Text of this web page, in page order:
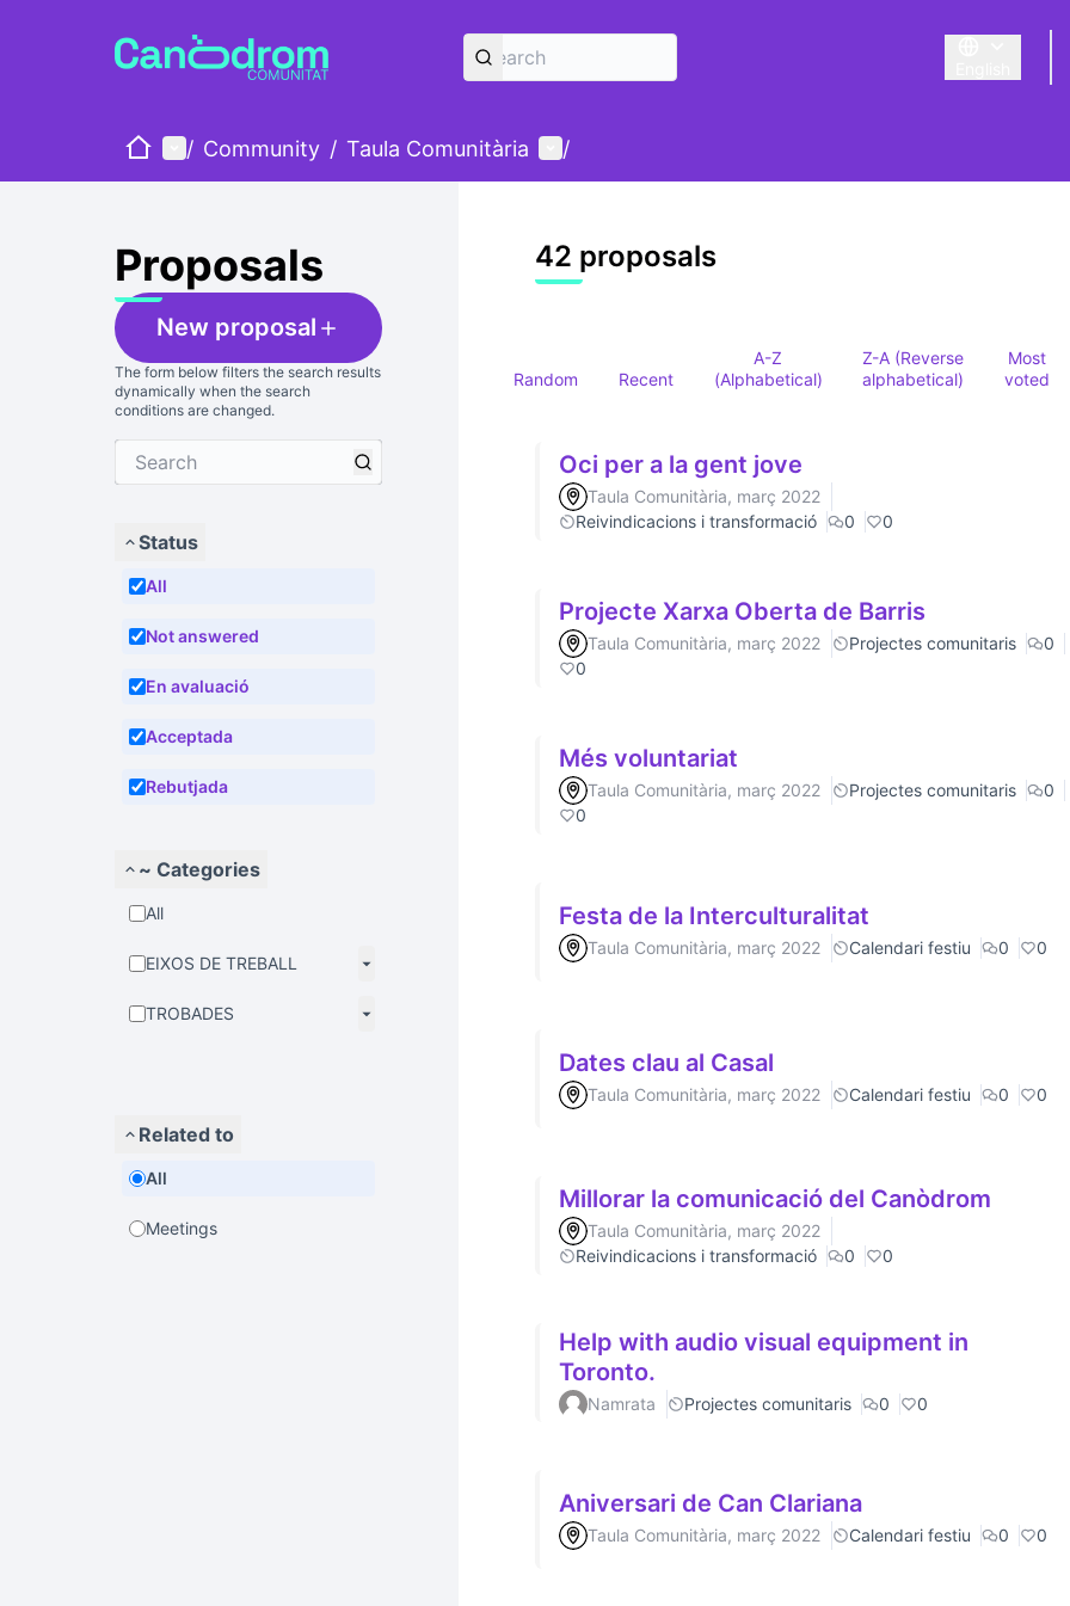
Triar la llengua
HomeMain menu
/ Community / Taula Comunitària User menu
/
Proposals
New proposal
The form below filters the search results
dynamically when the search
conditions are changed.
Status
All
Not answered
En avaluació
Acceptada
Rebutjada
~ Categories
All
EIXOS DE TREBALL
TROBADES
Related to
All
Meetings
42 proposals
Random Recent
A-Z
(Alphabetical)
Z-A (Reverse
alphabetical)
Most
voted
Oci per a la gent jove
Taula Comunitària, març 2022
Reivindicacions i transformació
0 0
Projecte Xarxa Oberta de Barris
Taula Comunitària, març 2022 Projectes comunitaris
0
0
Més voluntariat
Taula Comunitària, març 2022 Projectes comunitaris
0
0
Festa de la Interculturalitat
Taula Comunitària, març 2022 Calendari festiu 0 0
Dates clau al Casal
Taula Comunitària, març 2022 Calendari festiu 0 0
Millorar la comunicació del Canòdrom
Taula Comunitària, març 2022
Reivindicacions i transformació
0 0
Help with audio visual equipment in
Toronto.
Namrata Projectes comunitaris 0 0
Aniversari de Can Clariana
Taula Comunitària, març 2022 Calendari festiu 0 0